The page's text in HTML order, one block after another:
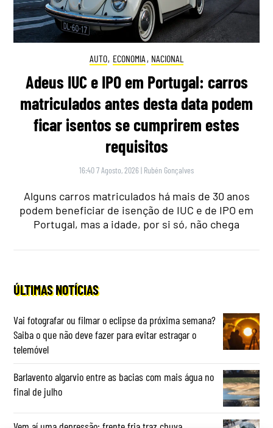
AUTO, ECONOMIA , NACIONAL
Adeus IUC e IPO em Portugal: carros
matriculados antes desta data podem
ficar isentos se cumprirem estes
requisitos
16:40 7 Agosto, 2026 | Rubén Gonçalves
Alguns carros matriculados há mais de 30 anos
podem beneficiar de isenção de IUC e de IPO em
Portugal, mas a idade, por si só, não chega
ÚLTIMAS NOTÍCIAS
Vai fotografar ou filmar o eclipse da próxima semana?
Saiba o que não deve fazer para evitar estragar o
telemóvel
Barlavento algarvio entre as bacias com mais água no
final de julho